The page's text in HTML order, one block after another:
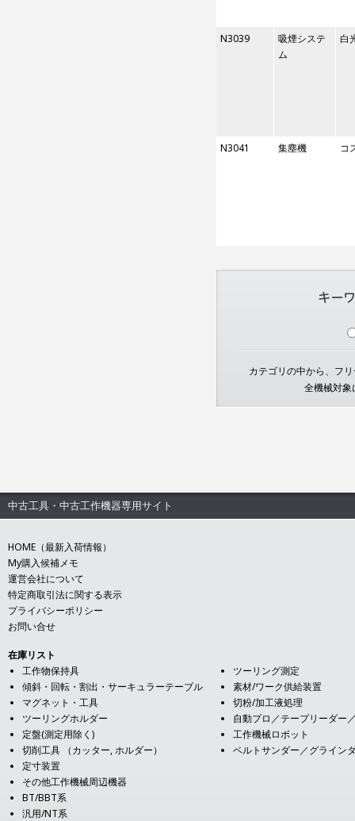
N3039
吸煙システ
ム
白
N3041 集塵機 コ
カテゴリの中から、フ
全機械対
中古工具・中古工作機器専用サイト
HOME（最新入荷情報）
My購入候補メモ
運営会社について
特定商取引法に関する表示
プライバシーポリシー
お問い合せ
在庫リスト
工作物保持具
傾斜・回転・割出・サーキュラーテーブル
マグネット・工具
ツーリングホルダー
定盤(測定用除く)
切削工具 （カッター, ホルダー）
ツーリング測定
素材/ワーク供給装置
切粉/加工液処理
自動プロ／テープリーダー
工作機械ロボット
ベルトサンダー／グライン
定寸装置
その他工作機械周辺機器
BT/BBT系
汎用/NT系